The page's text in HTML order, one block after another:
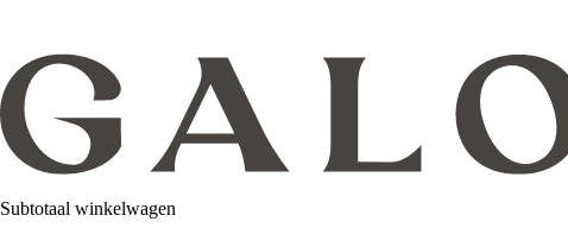
Subtotaal winkelwagen